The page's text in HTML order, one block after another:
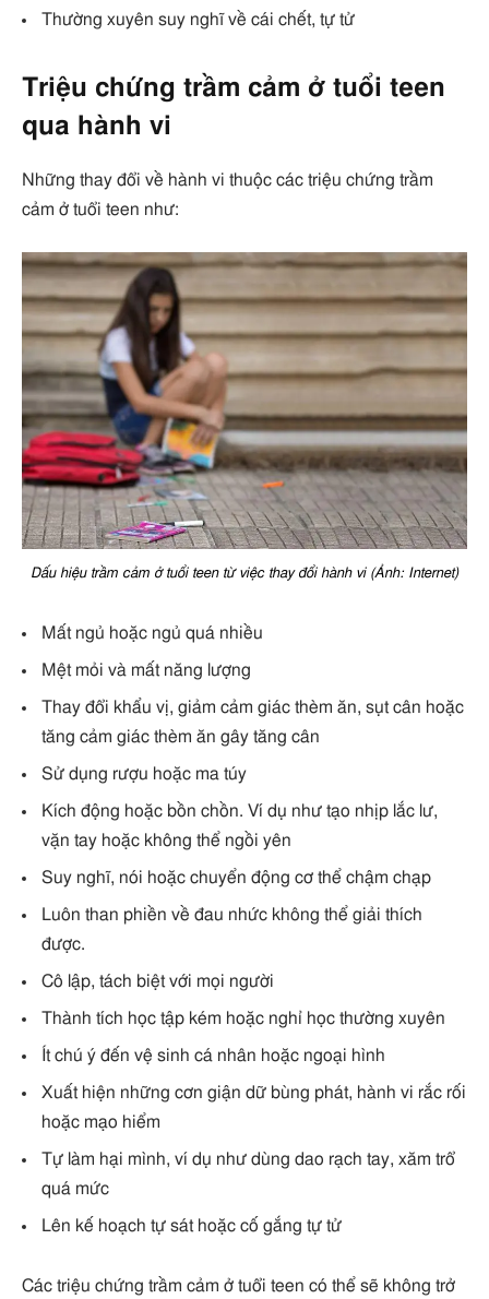
Thường xuyên suy nghĩ về cái chết, tự tử
Triệu chứng trầm cảm ở tuổi teen
qua hành vi
Những thay đổi về hành vi thuộc các triệu chứng trầm
cảm ở tuổi teen như:
Dấu hiệu trầm cảm ở tuổi teen từ việc thay đổi hành vi (Ảnh: Internet)
Mất ngủ hoặc ngủ quá nhiều
Mệt mỏi và mất năng lượng
Thay đổi khẩu vị, giảm cảm giác thèm ăn, sụt cân hoặc
tăng cảm giác thèm ăn gây tăng cân
Sử dụng rượu hoặc ma túy
Kích động hoặc bồn chồn. Ví dụ như tạo nhịp lắc lư,
vặn tay hoặc không thể ngồi yên
Suy nghĩ, nói hoặc chuyển động cơ thể chậm chạp
Luôn than phiền về đau nhức không thể giải thích
được.
Cô lập, tách biệt với mọi người
Thành tích học tập kém hoặc nghỉ học thường xuyên
Ít chú ý đến vệ sinh cá nhân hoặc ngoại hình
Xuất hiện những cơn giận dữ bùng phát, hành vi rắc rối
hoặc mạo hiểm
Tự làm hại mình, ví dụ như dùng dao rạch tay, xăm trổ
quá mức
Lên kế hoạch tự sát hoặc cố gắng tự tử
Các triệu chứng trầm cảm ở tuổi teen có thể sẽ không trở